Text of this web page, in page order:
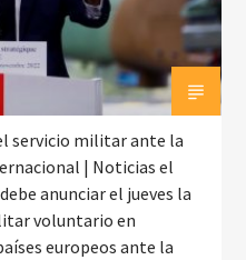
servicio militar ante la
| Noticias el
anunciar el jueves la
voluntario en
europeos ante la